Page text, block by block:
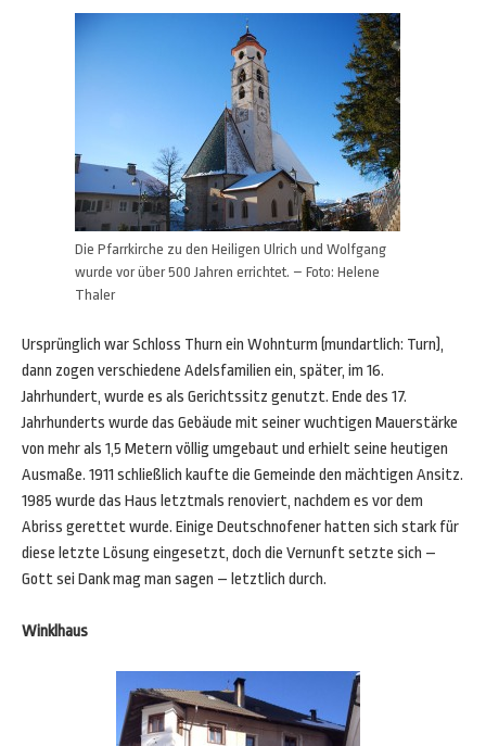
Die Pfarrkirche zu den Heiligen Ulrich und Wolfgang
wurde vor über 500 Jahren errichtet. – Foto: Helene
Thaler
Ursprünglich war Schloss Thurn ein Wohnturm (mundartlich: Turn),
dann zogen verschiedene Adelsfamilien ein, später, im 16.
Jahrhundert, wurde es als Gerichtssitz genutzt. Ende des 17.
Jahrhunderts wurde das Gebäude mit seiner wuchtigen Mauerstärke
von mehr als 1,5 Metern völlig umgebaut und erhielt seine heutigen
Ausmaße. 1911 schließlich kaufte die Gemeinde den mächtigen Ansitz.
1985 wurde das Haus letztmals renoviert, nachdem es vor dem
Abriss gerettet wurde. Einige Deutschnofener hatten sich stark für
diese letzte Lösung eingesetzt, doch die Vernunft setzte sich –
Gott sei Dank mag man sagen – letztlich durch.
Winklhaus